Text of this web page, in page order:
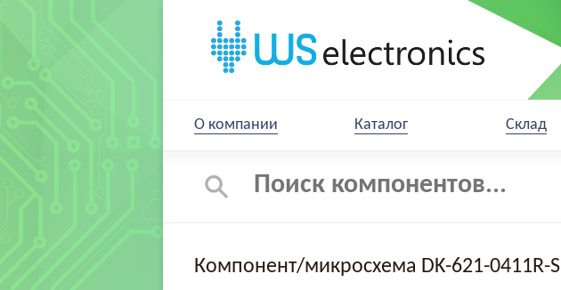
О компании Каталог Склад
Компонент/микросхема DK-621-0411R-S